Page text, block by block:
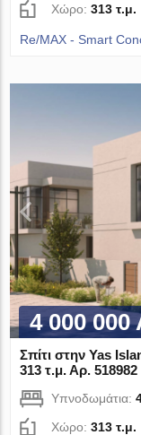
Χώρο:313 τ.μ.
Re/MAX - Smart
4 000 000
Σπίτι στην Yas
313 τ.μ. Αρ. 518982
Υπνοδωμάτια:
Χώρο:313 τ.μ.